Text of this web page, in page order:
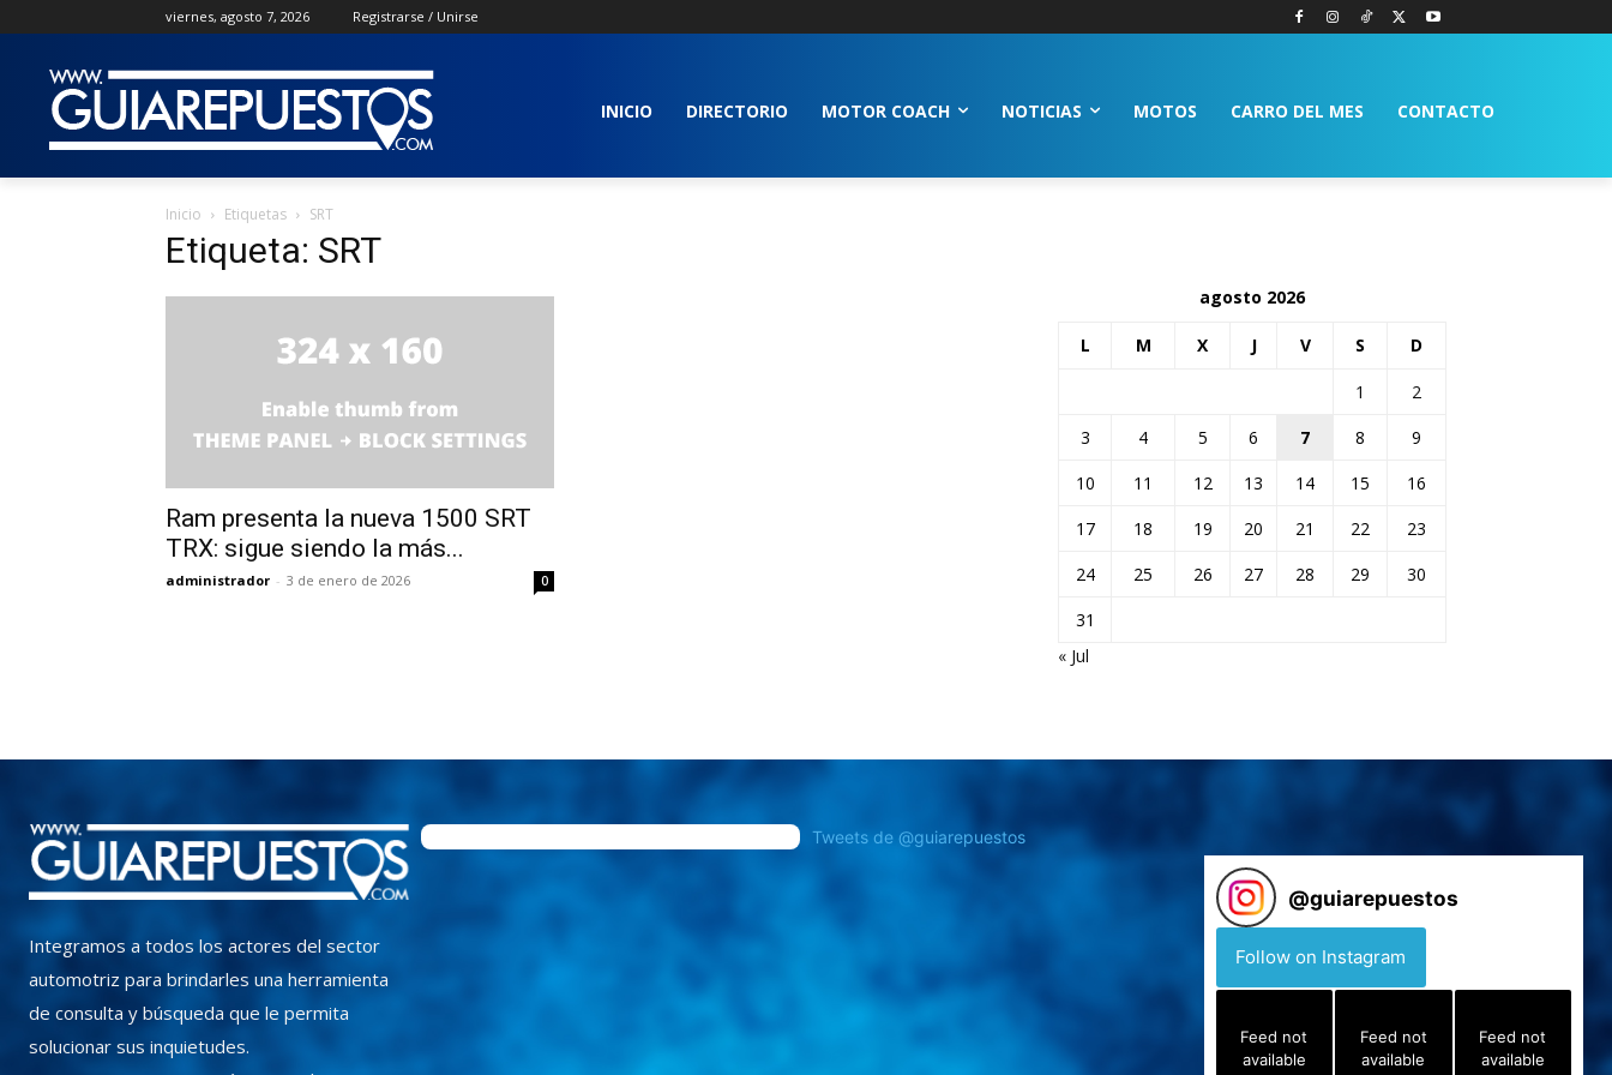
viernes, agosto 7, 2026 Registrarse / Unirse
INICIO DIRECTORIO MOTOR COACH NOTICIAS MOTOS CARRO DEL MES CONTACTO
Inicio Etiquetas SRT
Etiqueta: SRT
Ram presenta la nueva 1500 SRT
TRX: sigue siendo la más...
administrador - 3 de enero de 2026 0
agosto 2026
L M X J V S D
1
2
3
4 5 6 7 8
9
10
11 12 13 14 15
16
17
18 19 20 21 22
23
24
25 26 27 28 29
30
31
« Jul
Integramos a todos los actores del sector
automotriz para brindarles una herramienta
de consulta y búsqueda que le permita
solucionar sus inquietudes.
Tweets de @guiarepuestos
@guiarepuestos
Follow on Instagram
Feed not
available
Feed not
available
Feed not
available